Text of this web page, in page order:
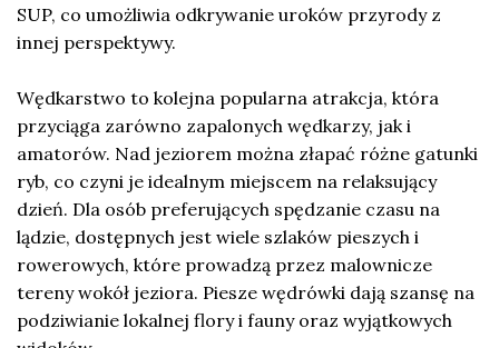
SUP, co umożliwia odkrywanie uroków przyrody z
innej perspektywy.
Wędkarstwo to kolejna popularna atrakcja, która
przyciąga zarówno zapalonych wędkarzy, jak i
amatorów. Nad jeziorem można złapać różne gatunki
ryb, co czyni je idealnym miejscem na relaksujący
dzień. Dla osób preferujących spędzanie czasu na
lądzie, dostępnych jest wiele szlaków pieszych i
rowerowych, które prowadzą przez malownicze
tereny wokół jeziora. Piesze wędrówki dają szansę na
podziwianie lokalnej flory i fauny oraz wyjątkowych